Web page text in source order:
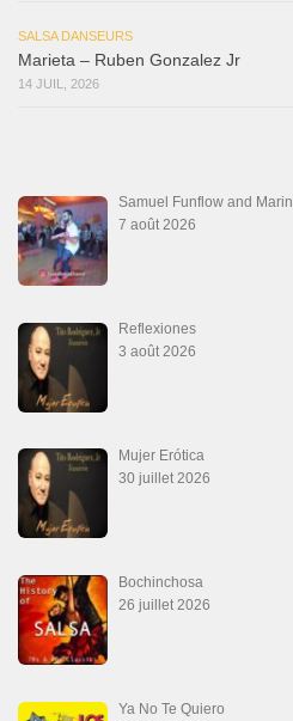
SALSA DANSEURS
Marieta – Ruben Gonzalez Jr
14 JUIL, 2026
Samuel Funflow and
7 août 2026
Reflexiones
3 août 2026
Mujer Erótica
30 juillet 2026
Bochinchosa
26 juillet 2026
Ya No Te Quiero